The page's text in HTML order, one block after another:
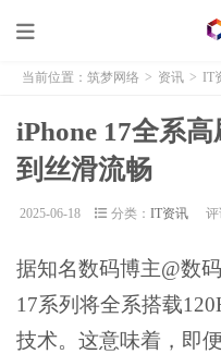
当前位置： 筑梦网络 > 资讯 > IT
iPhone 17全系
到丝滑流畅
2025-06-18 分类： IT资讯 评
据知名数码博主@数
17系列将全系搭载
技术。这意味着，即